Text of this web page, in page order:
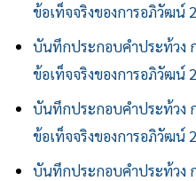
ข้อเท็จจริงของการอภิวัฒน์
บันทึกประกอบคำประท้วง
ข้อเท็จจริงของการอภิวัฒน์
บันทึกประกอบคำประท้วง
ข้อเท็จจริงของการอภิวัฒน์
บันทึกประกอบคำประท้วง